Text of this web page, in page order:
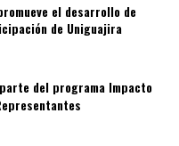
el desarrollo de
de Uniguajira
del programa Impacto